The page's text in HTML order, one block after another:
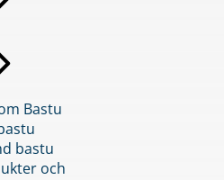
Bastu
bastu
och